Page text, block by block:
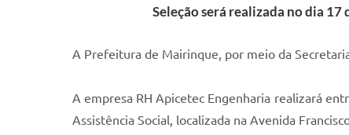
Seleção será realizada no dia
A Prefeitura de Mairinque, por meio da
A empresa RH Apicetec Engenharia realizará
Assistência Social, localizada na Avenida